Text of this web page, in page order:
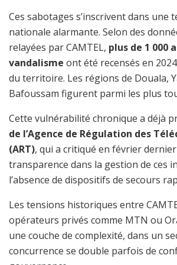
Ces sabotages s’inscrivent dans une
nationale alarmante. Selon des
relayées par CAMTEL, plus de 1 000
vandalisme ont été recensés en
du territoire. Les régions de Douala,
Bafoussam figurent parmi les plus
Cette vulnérabilité chronique a déjà
de l’Agence de Régulation des
(ART), qui a critiqué en février
transparence dans la gestion de ces
l’absence de dispositifs de secours
Les tensions historiques entre
opérateurs privés comme MTN ou
une couche de complexité, dans un
concurrence se double parfois de